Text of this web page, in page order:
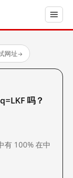
网址→
吗？
100% 在中